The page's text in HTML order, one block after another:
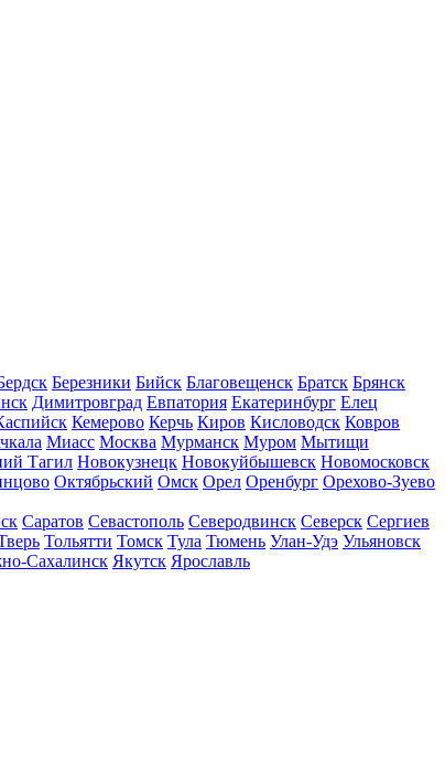
Березники Бийск Благовещенск Братск Брянск
Димитровград Евпатория Екатеринбург Елец
Кемерово Керчь Киров Кисловодск Ковров
Миасс Москва Мурманск Муром Мытищи
Тагил Новокузнецк Новокуйбышевск Новомосковск
Октябрьский Омск Орел Оренбург Орехово-Зуево
Саратов Севастополь Северодвинск Северск Сергиев
Тольятти Томск Тула Тюмень Улан-Удэ Ульяновск
Сахалинск Якутск Ярославль